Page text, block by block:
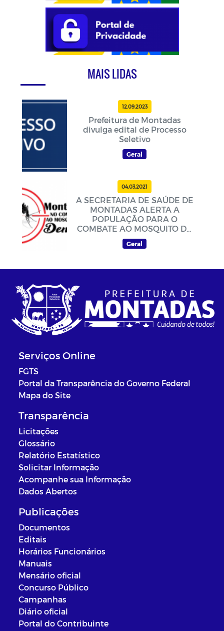
MAIS LIDAS
12.09.2023
Prefeitura de Montadas
divulga edital de Processo
Seletivo
Geral
04.03.2021
A SECRETARIA DE SAÚDE DE
MONTADAS ALERTA A
POPULAÇÃO PARA O
COMBATE AO MOSQUITO DA
DENGUE
Geral
Serviços Online
FGTS
Portal da Transparência do Governo Federal
Mapa do Site
Transparência
Licitações
Glossário
Relatório Estatístico
Solicitar Informação
Acompanhe sua Informação
Dados Abertos
Publicações
Documentos
Editais
Horários Funcionários
Manuais
Mensário oficial
Concurso Público
Campanhas
Diário oficial
Portal do Contribuinte